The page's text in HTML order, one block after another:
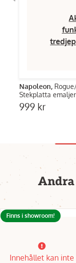
Napoleon,
Stekplatta
999 kr
Andra
Innehållet kan inte
Finns i showroom!